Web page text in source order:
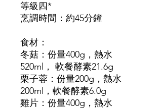
等級四*
烹調時間：約45分鐘
食材：
冬菇：份量400g，熱水
520ml， 軟餐酵素21.6g
栗子蓉：份量200g，熱水
200ml，軟餐酵素6.0g
雞片：份量400g，熱水